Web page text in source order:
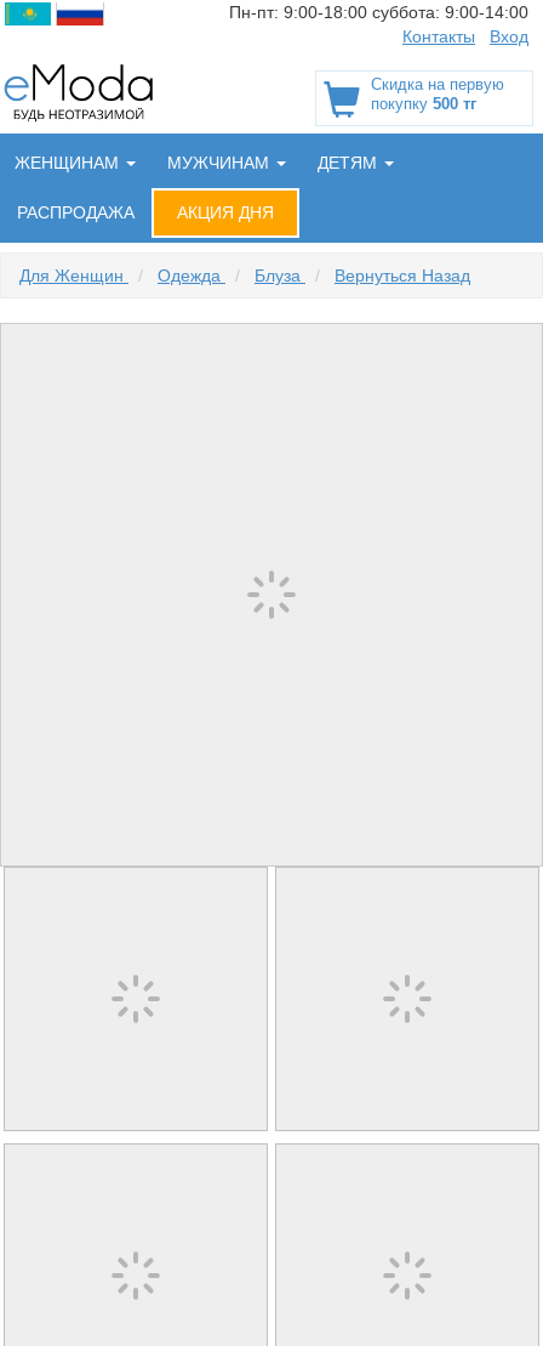
Пн-пт: 9:00-18:00 суббота: 9:00-14:00
Контакты
Вход
Скидка на первую
покупку 500 тг
ЖЕНЩИНАМ МУЖЧИНАМ ДЕТЯМ
РАСПРОДАЖА АКЦИЯ ДНЯ
Для Женщин / Одежда / Блуза / Вернуться Назад